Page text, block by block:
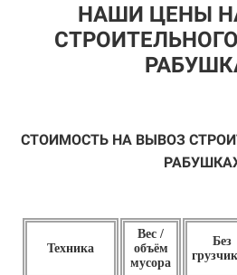
НАШИ ЦЕНЫ
СТОИМОСТЬ НА ВЫВОЗ
Техника
Вес /
объём
мусора
Без